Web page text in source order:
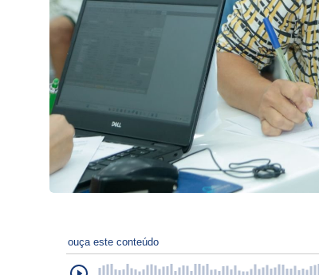
ouça este conteúdo